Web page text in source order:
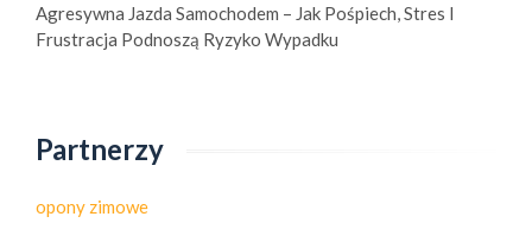
Agresywna Jazda Samochodem – Jak Pośpiech, Stres I
Frustracja Podnoszą Ryzyko Wypadku
Partnerzy
opony zimowe